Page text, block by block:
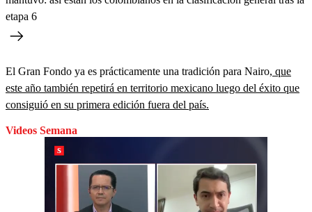
etapa 6
El Gran Fondo ya es prácticamente una tradición para Nairo, que
este año también repetirá en territorio mexicano luego del éxito que
consiguió en su primera edición fuera del país.
Videos Semana